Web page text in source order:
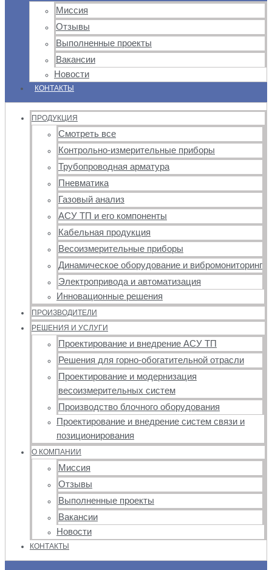
Миссия
Отзывы
Выполненные проекты
Вакансии
Новости
КОНТАКТЫ
ПРОДУКЦИЯ
Смотреть все
Контрольно-измерительные приборы
Трубопроводная арматура
Пневматика
Газовый анализ
АСУ ТП и его компоненты
Кабельная продукция
Весоизмерительные приборы
Динамическое оборудование и вибромониторинг
Электропривода и автоматизация
Инновационные решения
ПРОИЗВОДИТЕЛИ
РЕШЕНИЯ И УСЛУГИ
Проектирование и внедрение АСУ ТП
Решения для горно-обогатительной отрасли
Проектирование и модернизация
весоизмерительных систем
Производство блочного оборудования
Проектирование и внедрение систем связи и
позиционирования
О КОМПАНИИ
Миссия
Отзывы
Выполненные проекты
Вакансии
Новости
КОНТАКТЫ